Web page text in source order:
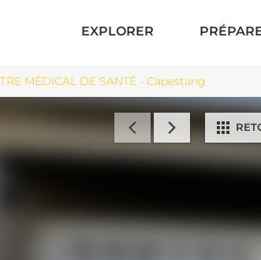
EXPLORER
MÉDICAL DE SANTÉ - Capestang